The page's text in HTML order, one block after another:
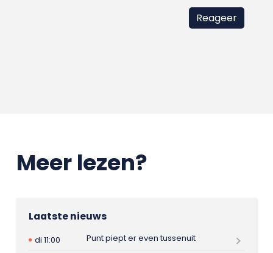
Meer lezen?
Laatste nieuws
di 11:00
Punt piept er even tussenuit